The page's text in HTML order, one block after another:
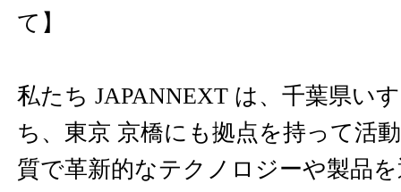
て】
私たち JAPANNEXT は、千葉県い
ち、東京 京橋にも拠点を持って活
質で革新的なテクノロジーや製品